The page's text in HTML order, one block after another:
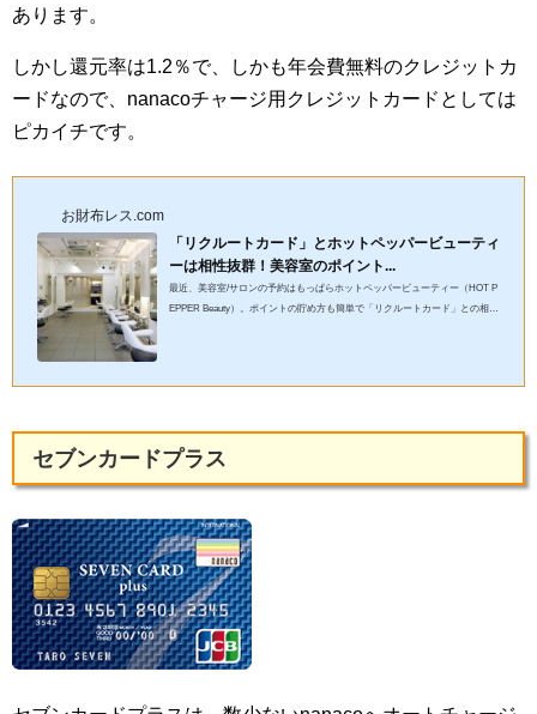
あります。
しかし還元率は1.2％で、しかも年会費無料のクレジットカ
ードなので、nanacoチャージ用クレジットカードとしては
ピカイチです。
お財布レス.com
「リクルートカード」とホットペッパービューティ
ーは相性抜群！美容室のポイント...
最近、美容室/サロンの予約はもっぱらホットペッパービューティー（HOT P
EPPER Beauty）。ポイントの貯め方も簡単で「リクルートカード」との相性
セブンカードプラス